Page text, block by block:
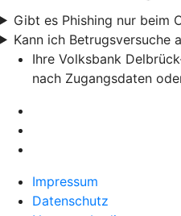
Gibt es Phishing nur beim
Kann ich Betrugsversuche
Ihre Volksbank
nach Zugangsdaten
Impressum
Datenschutz